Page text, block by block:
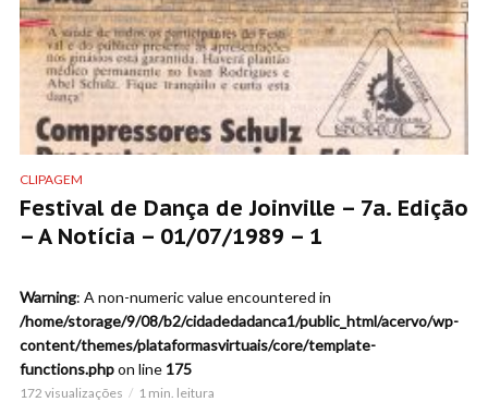
CLIPAGEM
Festival de Dança de Joinville – 7a. Edição
– A Notícia – 01/07/1989 – 1
Warning: A non-numeric value encountered in
/home/storage/9/08/b2/cidadedadanca1/public_html/acervo/wp-
content/themes/plataformasvirtuais/core/template-
functions.phpon line 175
172 visualizações 1 min. leitura